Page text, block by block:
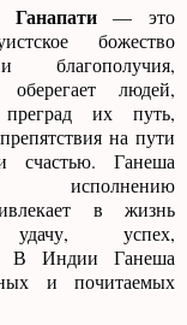
— это
божество
благополучия,
людей,
их путь,
на пути
счастью. Ганеша
исполнению
в жизнь
успех,
В Индии Ганеша
и почитаемых